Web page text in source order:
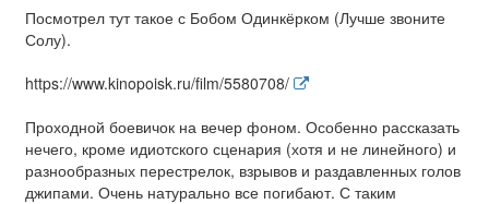
Посмотрел тут такое с Бобом Одинкёрком (Лучше звоните
Солу).
https://www.kinopoisk.ru/film/5580708/
Проходной боевичок на вечер фоном. Особенно рассказать
нечего, кроме идиотского сценария (хотя и не линейного) и
разнообразных перестрелок, взрывов и раздавленных голов
джипами. Очень натурально все погибают. С таким